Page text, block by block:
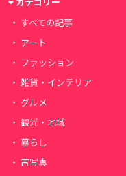
すべての記事
アート
ファッション
雑貨・インテリア
グルメ
観光・地域
暮らし
古写真